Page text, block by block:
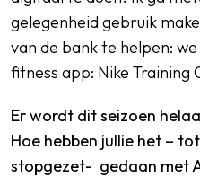
gelegenheid gebruik
van de bank te helpen:
fitness app: Nike Training
Er wordt dit seizoen
Hoe hebben jullie het –
stopgezet- gedaan met